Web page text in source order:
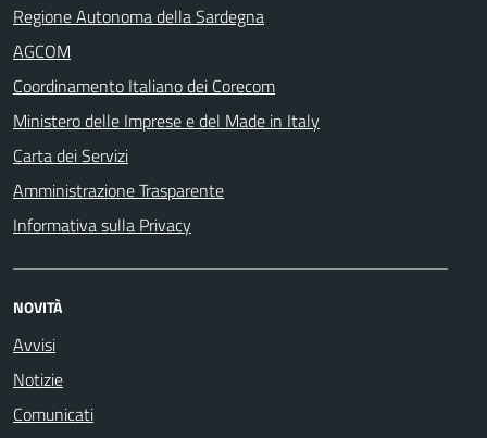
Regione Autonoma della Sardegna
AGCOM
Coordinamento Italiano dei Corecom
Ministero delle Imprese e del Made in Italy
Carta dei Servizi
Amministrazione Trasparente
Informativa sulla Privacy
NOVITÀ
Avvisi
Notizie
Comunicati